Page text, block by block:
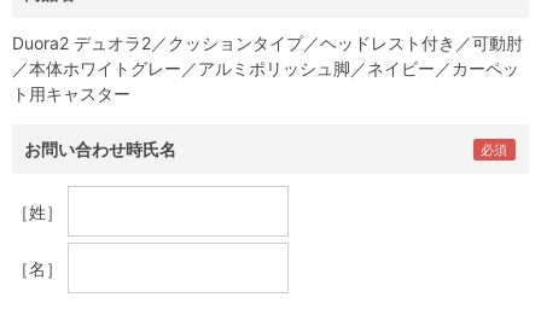
Duora2 デュオラ2／クッションタイプ／ヘッドレスト付き／可動肘
／本体ホワイトグレー／アルミポリッシュ脚／ネイビー／カーペッ
ト用キャスター
お問い合わせ時氏名
［姓］
［名］